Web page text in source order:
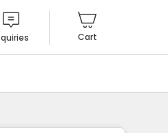
Cart